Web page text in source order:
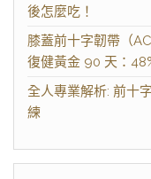
後怎麼吃！
膝蓋前十字韌帶（
復健黃金 90 天：
全人專業解析: 前十
練